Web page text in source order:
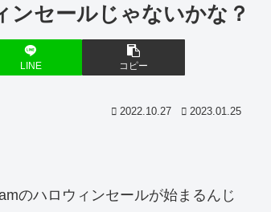
セールじゃないかな？
LINE コピー
2022.10.27 2023.01.25
のハロウィンセールが始まるんじ